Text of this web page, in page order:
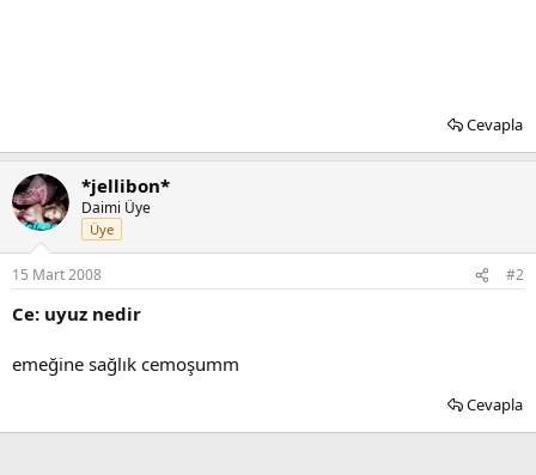
Cevapla
*jellibon*
Daimi Üye
Üye
15 Mart 2008 #2
Ce: uyuz nedir
emeğine sağlık cemoşumm
Cevapla